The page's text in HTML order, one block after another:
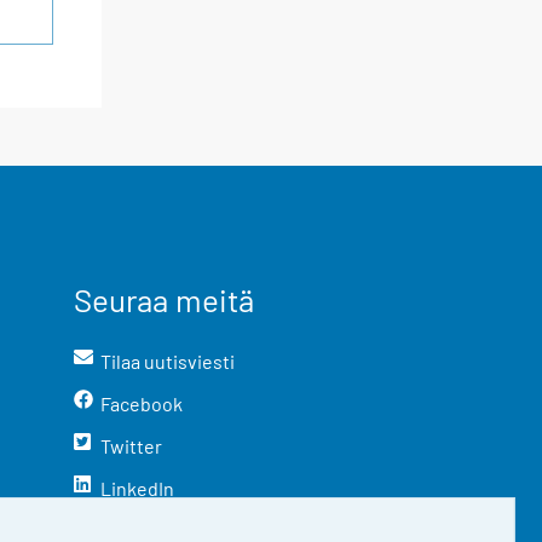
Seuraa meitä
Tilaa uutisviesti
Facebook
Twitter
LinkedIn